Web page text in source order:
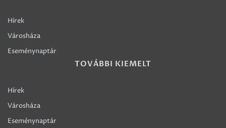
Hírek
Városháza
Eseménynaptár
TOVÁBBI KIEMELT
Hírek
Városháza
Eseménynaptár